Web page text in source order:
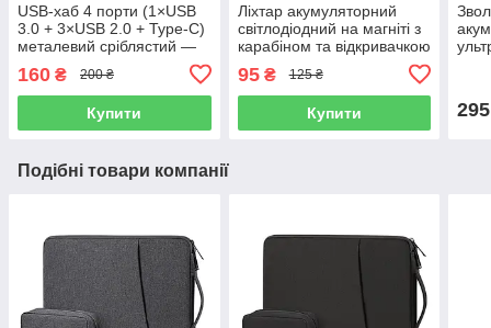
USB-хаб 4 порти (1×USB
3.0 + 3×USB 2.0 + Type-C)
металевий сріблястий —
160 ₴ 200 ₴
Купити
Ліхтар акумуляторний
світлодіодний на магніті з
карабіном та відкривачкою
компактний
95₴ 125 ₴
Купити 295
Подібні товари компанії